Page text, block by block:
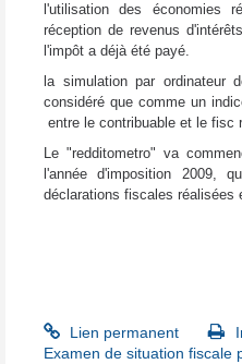
l'utilisation des économies
réception de revenus
l'impôt a déjà été payé.
la simulation par ordinateur
considéré que comme un
entre le contribuable et le fisc
Le "redditometro" va
l'année d'imposition 2009,
déclarations fiscales réalisées
Lien permanent
Examen de situation fiscale